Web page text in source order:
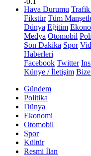
Hava Durumu
Fikstür Tüm
Dünya Eğitim
Medya Otomobil
Son Dakika Spor
Haberleri
Facebook Twitter
Künye / İletişim Bize
Gündem
Politika
Dünya
Ekonomi
Otomobil
Spor
Kültür
Resmi İlan